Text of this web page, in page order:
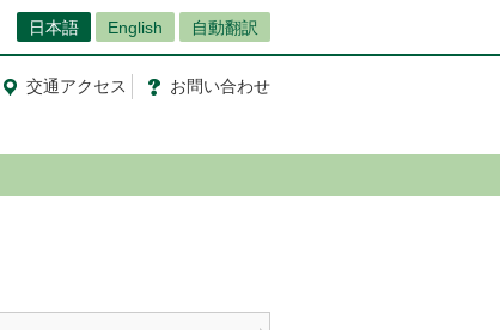
日本語 English 自動翻訳
交通アクセス お問い合わせ